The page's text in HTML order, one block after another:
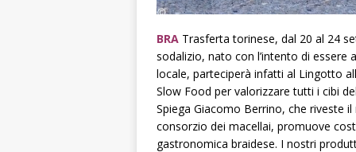
BRA Trasferta torinese, dal 20 al 24
sodalizio, nato con l’intento di
locale, parteciperà infatti al Lingotto
Slow Food per valorizzare tutti i cibi
Spiega Giacomo Berrino, che riveste
consorzio dei macellai, promuove
gastronomica braidese. I nostri